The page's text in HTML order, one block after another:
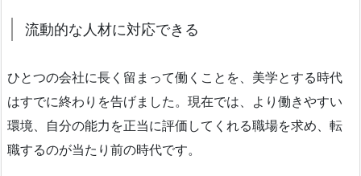
流動的な人材に対応できる
ひとつの会社に長く留まって働くことを、美学とする時代
はすでに終わりを告げました。現在では、より働きやすい
環境、自分の能力を正当に評価してくれる職場を求め、転
職するのが当たり前の時代です。